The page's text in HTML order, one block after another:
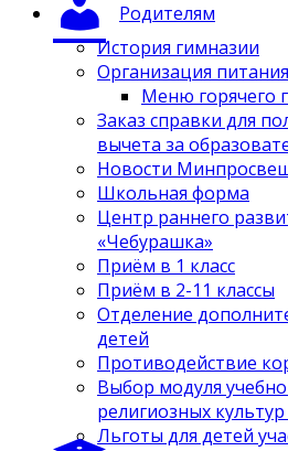
Родителям
История гимназии
Организация питания
Меню горячего
Заказ справки для
вычета за
Новости
Школьная форма
Центр раннего
«Чебурашка»
Приём в 1 класс
Приём в 2-11 классы
Отделение
детей
Противодействие
Выбор модуля
религиозных
Льготы для детей